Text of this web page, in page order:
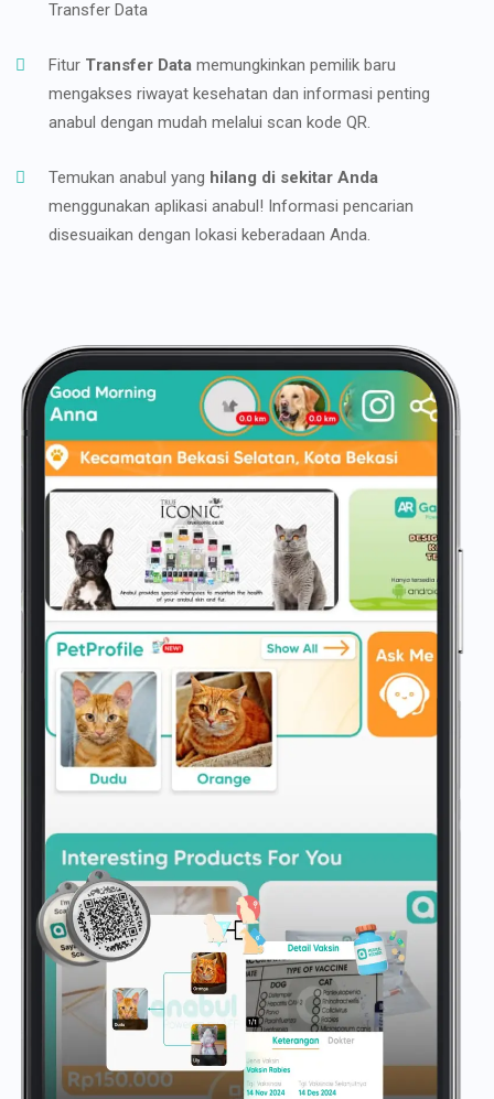
Transfer Data
Fitur Transfer Data memungkinkan pemilik baru
mengakses riwayat kesehatan dan informasi penting
anabul dengan mudah melalui scan kode QR.
Temukan anabul yang hilang di sekitar Anda
menggunakan aplikasi anabul! Informasi pencarian
disesuaikan dengan lokasi keberadaan Anda.